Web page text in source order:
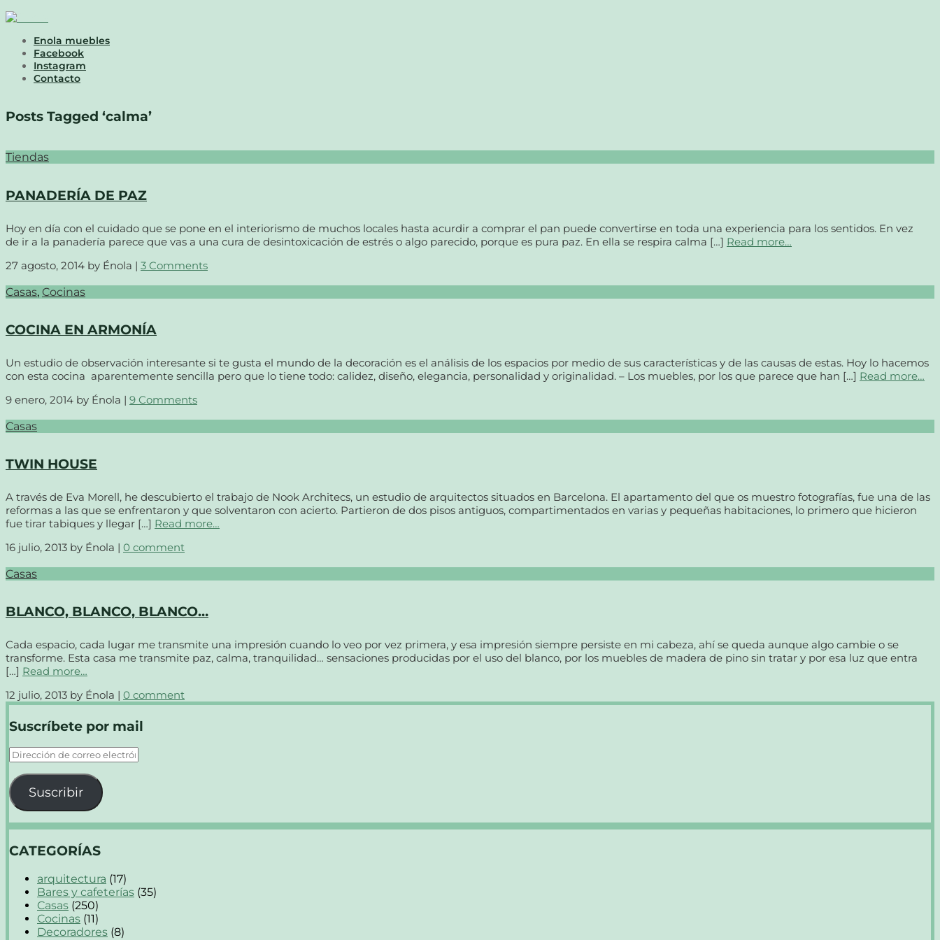
Enola muebles
Facebook
Instagram
Contacto
Posts Tagged ‘calma’
Tiendas
PANADERÍA DE PAZ
Hoy en día con el cuidado que se pone en el interiorismo de muchos locales hasta acurdir a comprar el pan puede convertirse en toda una experiencia para los sentidos. En vez
de ir a la panadería parece que vas a una cura de desintoxicación de estrés o algo parecido, porque es pura paz. En ella se respira calma […] Read more…
27 agosto, 2014 by Énola | 3 Comments
Casas, Cocinas
COCINA EN ARMONÍA
Un estudio de observación interesante si te gusta el mundo de la decoración es el análisis de los espacios por medio de sus características y de las causas de estas. Hoy lo hacemos
con esta cocina aparentemente sencilla pero que lo tiene todo: calidez, diseño, elegancia, personalidad y originalidad. – Los muebles, por los que parece que han […] Read more…
9 enero, 2014 by Énola | 9 Comments
Casas
TWIN HOUSE
A través de Eva Morell, he descubierto el trabajo de Nook Architecs, un estudio de arquitectos situados en Barcelona. El apartamento del que os muestro fotografías, fue una de las
reformas a las que se enfrentaron y que solventaron con acierto. Partieron de dos pisos antiguos, compartimentados en varias y pequeñas habitaciones, lo primero que hicieron
fue tirar tabiques y llegar […] Read more…
16 julio, 2013 by Énola | 0 comment
Casas
BLANCO, BLANCO, BLANCO…
Cada espacio, cada lugar me transmite una impresión cuando lo veo por vez primera, y esa impresión siempre persiste en mi cabeza, ahí se queda aunque algo cambie o se
transforme. Esta casa me transmite paz, calma, tranquilidad… sensaciones producidas por el uso del blanco, por los muebles de madera de pino sin tratar y por esa luz que entra
[…] Read more…
12 julio, 2013 by Énola | 0 comment
Suscríbete por mail
Dirección
de
correo
electrónico
Suscribir
CATEGORÍAS
arquitectura (17)
Bares y cafeterías (35)
Casas (250)
Cocinas (11)
Decoradores (8)